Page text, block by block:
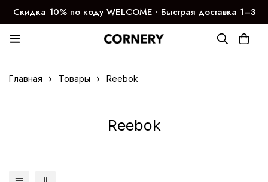
Скидка 10% по коду WELCOME ∙ Быстрая доставка 1–3
дня
Главная Товары Reebok
Reebok